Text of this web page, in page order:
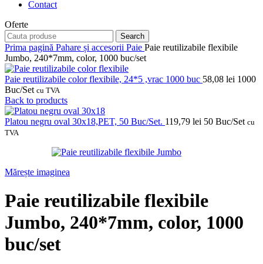
Contact
Oferte
Search
Prima pagină Pahare și accesorii Paie Paie reutilizabile flexibile
Jumbo, 240*7mm, color, 1000 buc/set
Paie reutilizabile color flexibile, 24*5 ,vrac 1000 buc 58,08 lei 1000
Buc/Set cu TVA
Back to products
Platou negru oval 30x18,PET, 50 Buc/Set. 119,79 lei 50 Buc/Set cu
TVA
Mărește imaginea
Paie reutilizabile flexibile
Jumbo, 240*7mm, color, 1000
buc/set